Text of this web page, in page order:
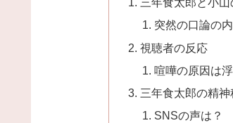
突然の口論の
視聴者の反応
喧嘩の原因は
三年食太郎の精神
SNSの声は？